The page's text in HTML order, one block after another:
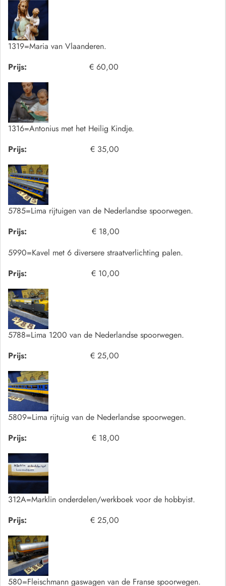
1319=Maria van Vlaanderen.
Prijs:
€ 60,00
1316=Antonius met het Heilig Kindje.
Prijs:
€ 35,00
5785=Lima rijtuigen van de Nederlandse spoorwegen.
Prijs:
€ 18,00
5990=Kavel met 6 diversere straatverlichting palen.
Prijs:
€ 10,00
5788=Lima 1200 van de Nederlandse spoorwegen.
Prijs:
€ 25,00
5809=Lima rijtuig van de Nederlandse spoorwegen.
Prijs:
€ 18,00
312A=Marklin onderdelen/werkboek voor de hobbyist.
Prijs:
€ 25,00
580=Fleischmann gaswagen van de Franse spoorwegen.